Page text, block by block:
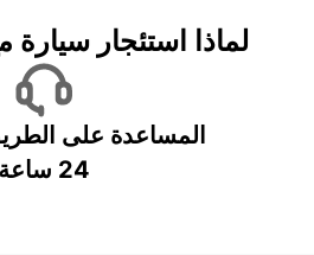
لماذا استئجار سيارة
المساعدة على
24 ساعة